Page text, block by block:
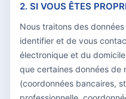
2. SI VOUS ÊTES
Nous traitons des
identifier et de vous
électronique et du
que certaines données de
(coordonnées bancaires,